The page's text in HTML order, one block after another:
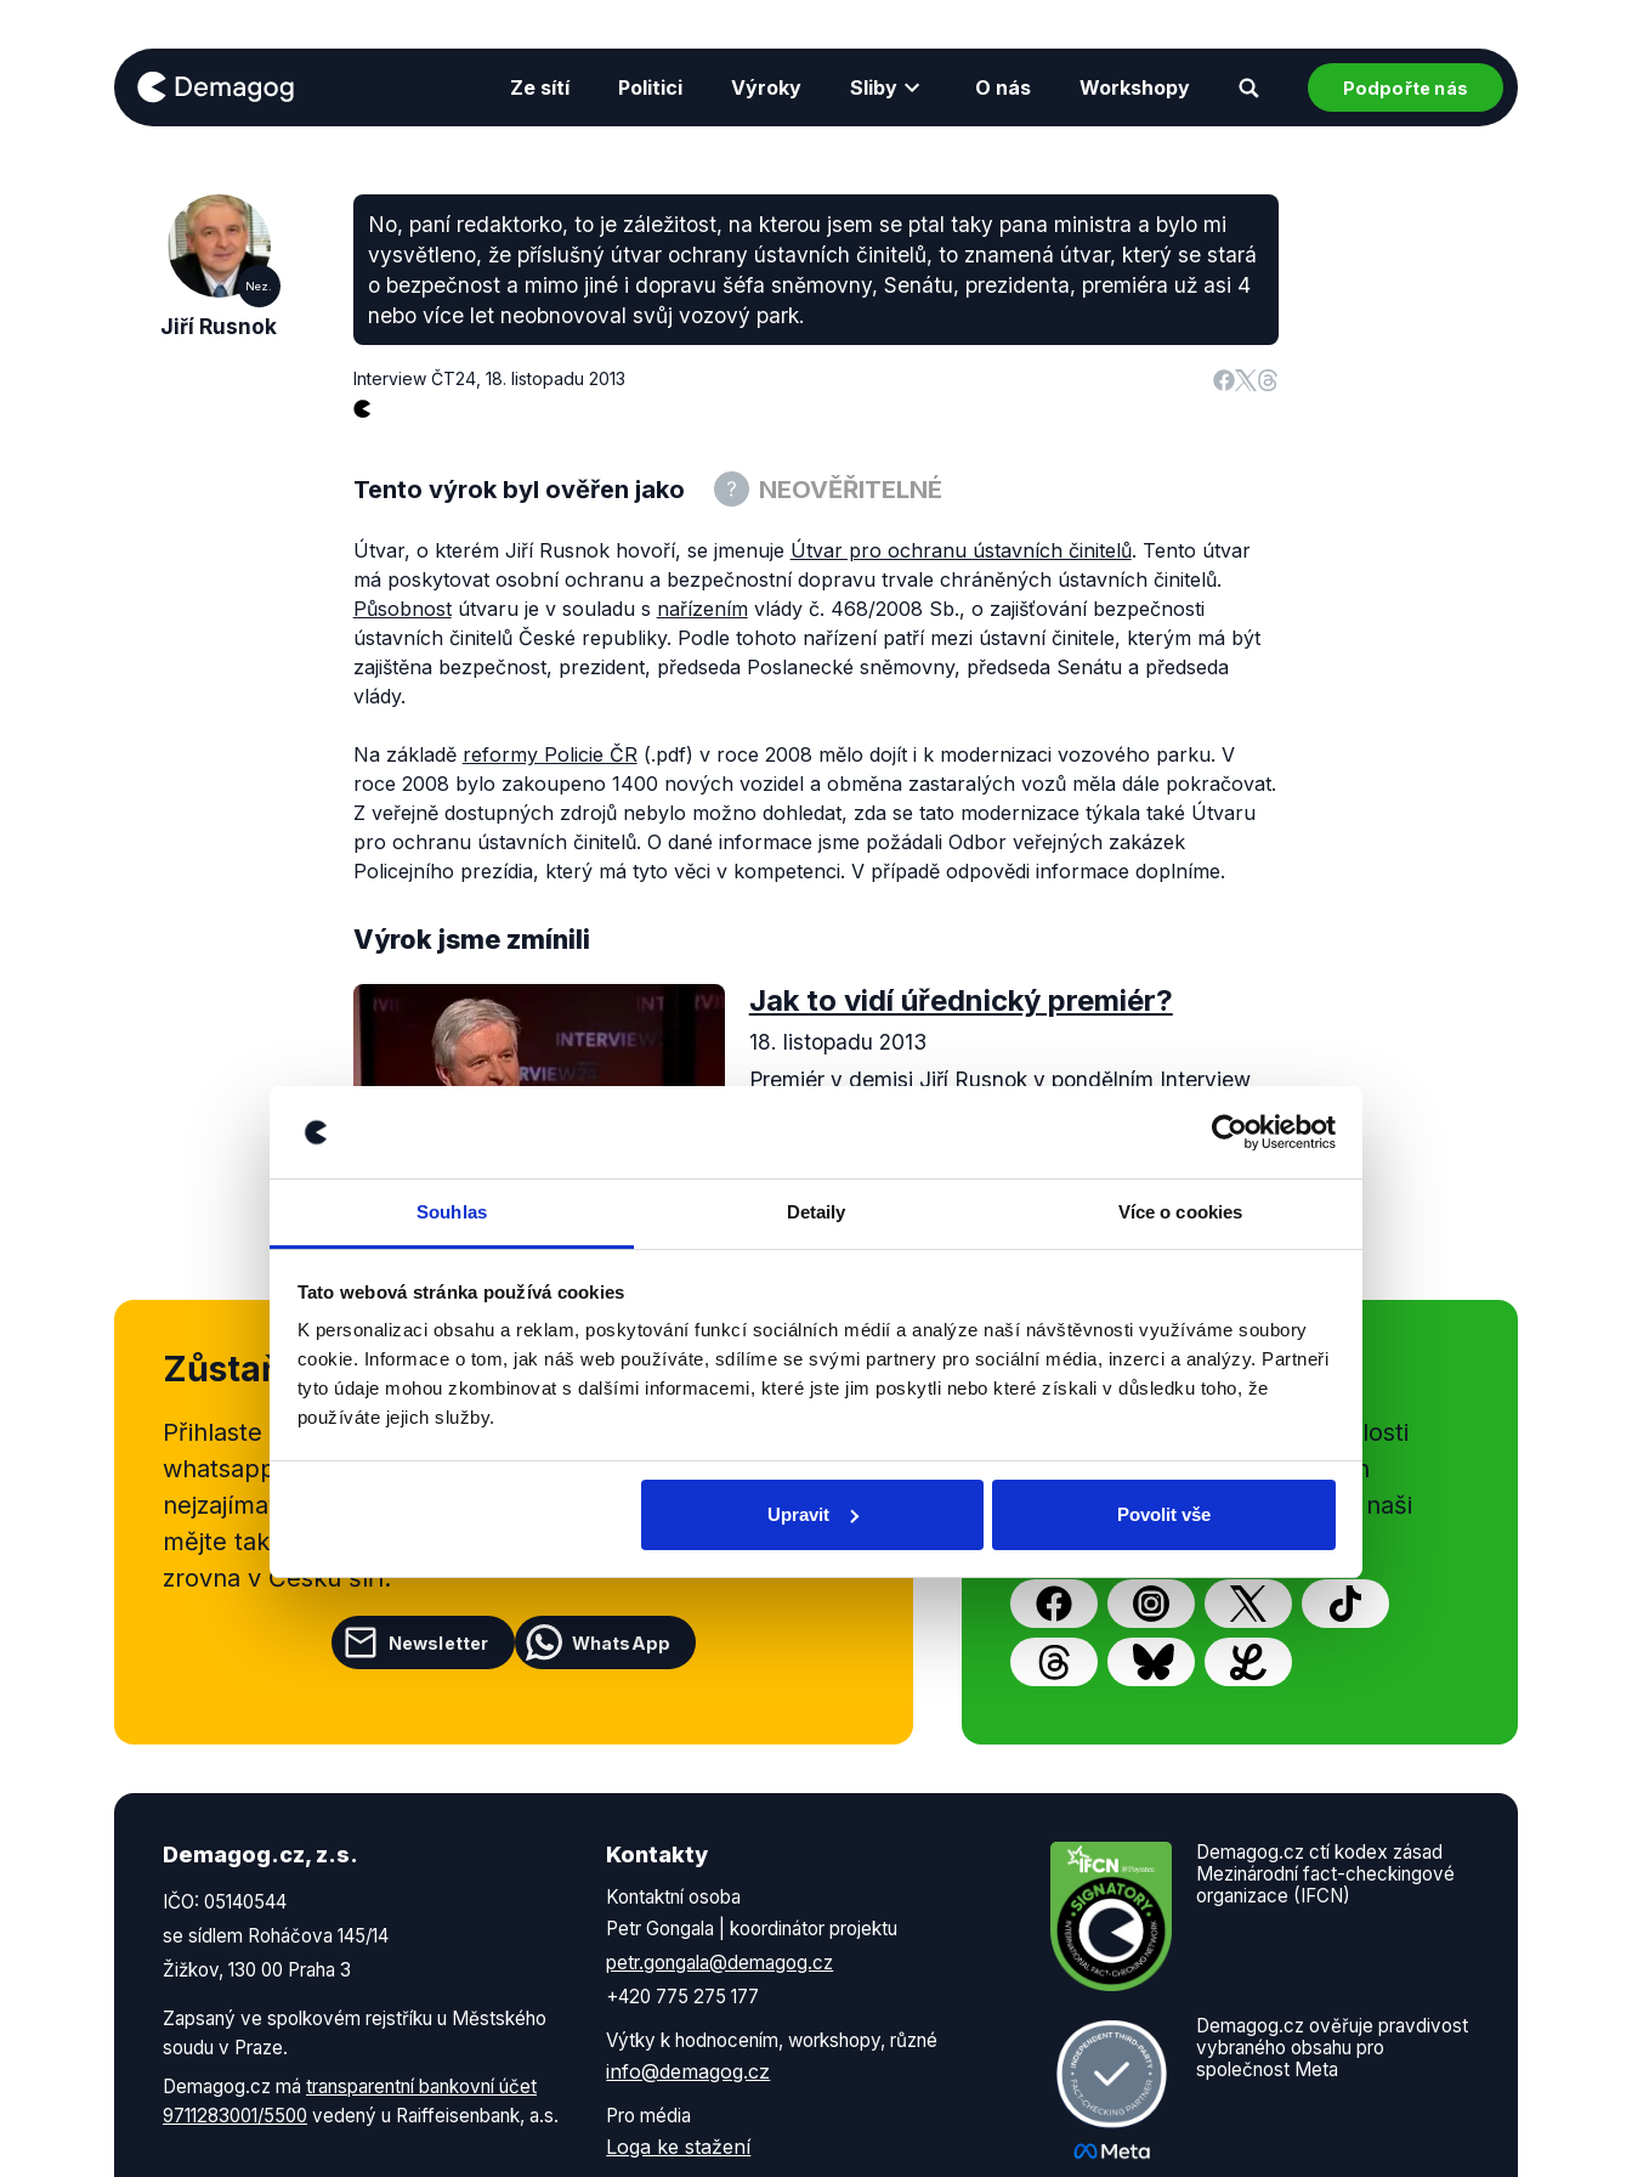
Souhlas Detaily Více o cookies
Tato webová stránka používá cookies
K personalizaci obsahu a reklam, poskytování funkcí sociálních médií a analýze naší návštěvnosti využíváme soubory
cookie. Informace o tom, jak náš web používáte, sdílíme se svými partnery pro sociální média, inzerci a analýzy. Partneři
tyto údaje mohou zkombinovat s dalšími informacemi, které jste jim poskytli nebo které získali v důsledku toho, že
používáte jejich služby.
Upravit Povolit vše
Ze sítí Politici Výroky Sliby O nás Workshopy Podpořte nás
Nez.
Jiří Rusnok
No, paní redaktorko, to je záležitost, na kterou jsem se ptal taky pana ministra a bylo mi
vysvětleno, že příslušný útvar ochrany ústavních činitelů, to znamená útvar, který se stará
o bezpečnost a mimo jiné i dopravu šéfa sněmovny, Senátu, prezidenta, premiéra už asi 4
nebo více let neobnovoval svůj vozový park.
Interview ČT24, 18. listopadu 2013
Tento výrok byl ověřen jako NEOVĚŘITELNÉ
Útvar, o kterém Jiří Rusnok hovoří, se jmenuje Útvar pro ochranu ústavních činitelů. Tento útvar
má poskytovat osobní ochranu a bezpečnostní dopravu trvale chráněných ústavních činitelů.
Působnostútvaru je v souladu s nařízenímvlády č. 468/2008 Sb., o zajišťování bezpečnosti
ústavních činitelů České republiky. Podle tohoto nařízení patří mezi ústavní činitele, kterým má být
zajištěna bezpečnost, prezident, předseda Poslanecké sněmovny, předseda Senátu a předseda
vlády.
Na základě reformy Policie ČR(.pdf) v roce 2008 mělo dojít i k modernizaci vozového parku. V
roce 2008 bylo zakoupeno 1400 nových vozidel a obměna zastaralých vozů měla dále pokračovat.
Z veřejně dostupných zdrojů nebylo možno dohledat, zda se tato modernizace týkala také Útvaru
pro ochranu ústavních činitelů. O dané informace jsme požádali Odbor veřejných zakázek
Policejního prezídia, který má tyto věci v kompetenci. V případě odpovědi informace doplníme.
Výrok jsme zmínili
Jak to vidí úřednický premiér?
18. listopadu 2013
Premiér v demisi Jiří Rusnok v pondělním Interview
České národní banky či dva záměry vlády z poslední
Číst dál
Zůstaňme v kontaktu
Přihlaste se k odběru našeho
whatsappového kanálu, kde pravidelně přinášíme shrnutí
nejzajímavějších článků a analýz. Začněte nás odebírat, a
mějte tak přehled o tom, jaké dezinformace a nepravdy se
zrovna v Česku šíří.
Newsletter WhatsApp
Sociální sítě
Nenechte si ujít nejnovější události
z Demagog.cz. Sdílením našich
příspěvků přátelům podpoříte naši
Demagog.cz, z.s.
IČO: 05140544
se sídlem Roháčova 145/14
Žižkov, 130 00 Praha 3
Zapsaný ve spolkovém rejstříku u Městského
soudu v Praze.
Demagog.cz má transparentní bankovní účet
9711283001/5500 vedený u Raiffeisenbank, a.s.
Kontakty
Kontaktní osoba
Petr Gongala | koordinátor projektu
petr.gongala@demagog.cz
+420 775 275 177
Výtky k hodnocením, workshopy, různé
info@demagog.cz
Pro média
Loga ke stažení
Demagog.cz ctí kodex zásad
Mezinárodní fact-checkingové
organizace (IFCN)
Demagog.cz ověřuje pravdivost
vybraného obsahu pro
společnost Meta